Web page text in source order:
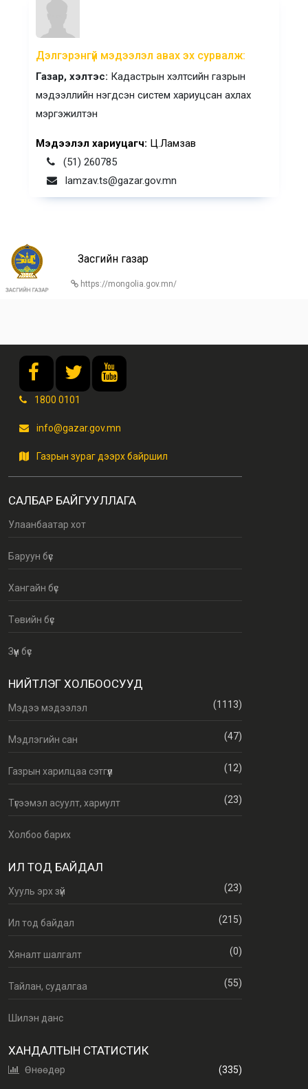
Дэлгэрэнгүй мэдээлэл авах эх сурвалж:
Газар, хэлтэс: Кадастрын хэлтсийн газрын
мэдээллийн нэгдсэн систем хариуцсан ахлах
мэргэжилтэн
Мэдээлэл хариуцагч: Ц.Ламзав
(51) 260785
lamzav.ts@gazar.gov.mn
Засгийн газар
https://mongolia.gov.mn/
1800 0101
info@gazar.gov.mn
Газрын зураг дээрх байршил
САЛБАР БАЙГУУЛЛАГА
Улаанбаатар хот
Баруун бүс
Хангайн бүс
Төвийн бүс
Зүүн бүс
НИЙТЛЭГ ХОЛБООСУУД
Мэдээ мэдээлэл (1113)
Мэдлэгийн сан (47)
Газрын харилцаа сэтгүүл (12)
Түгээмэл асуулт, хариулт (23)
Холбоо барих
ИЛ ТОД БАЙДАЛ
Хууль эрх зүй (23)
Ил тод байдал (215)
Хяналт шалгалт (0)
Тайлан, судалгаа (55)
Шилэн данс
ХАНДАЛТЫН СТАТИСТИК
Өнөөдөр (335)